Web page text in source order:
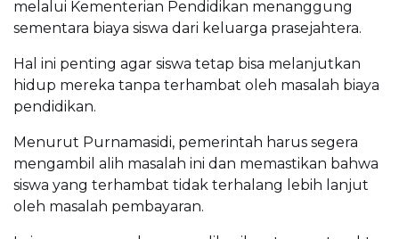
melalui Kementerian Pendidikan menanggung
sementara biaya siswa dari keluarga prasejahtera.
Hal ini penting agar siswa tetap bisa melanjutkan
hidup mereka tanpa terhambat oleh masalah biaya
pendidikan.
Menurut Purnamasidi, pemerintah harus segera
mengambil alih masalah ini dan memastikan bahwa
siswa yang terhambat tidak terhalang lebih lanjut
oleh masalah pembayaran.